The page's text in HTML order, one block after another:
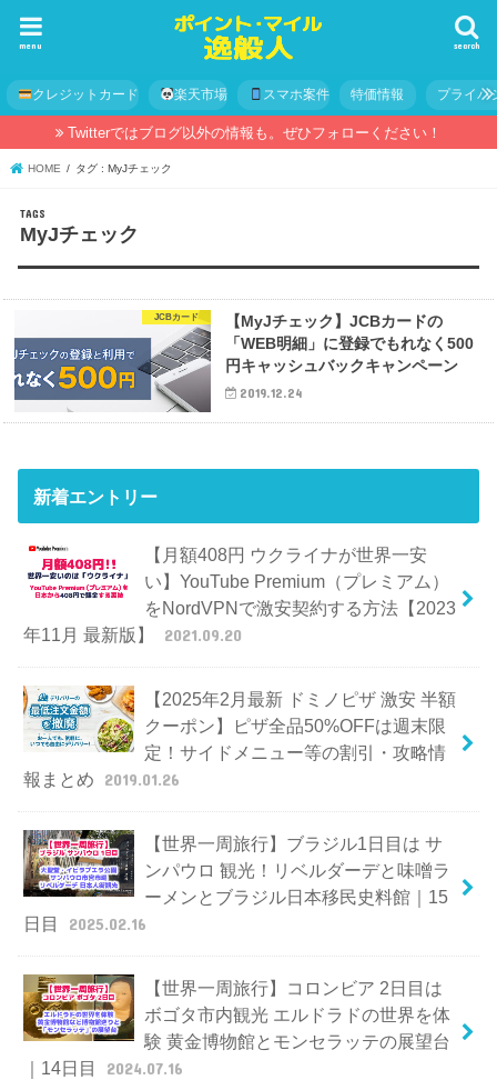
search
menu
クレジットカード 楽天市場 スマホ案件 特価情報 プライバ
Twitterではブログ以外の情報も。ぜひフォローください！
HOME タグ : MyJチェック
MyJチェック
JCBカード
【MyJチェック】JCBカードの
「WEB明細」に登録でもれなく500
円キャッシュバックキャンペーン
2019.12.24
新着エントリー
【月額408円 ウクライナが世界一安
い】YouTube Premium（プレミアム）
をNordVPNで激安契約する方法【2023
年11月 最新版】
2021.09.20
【2025年2月最新 ドミノピザ 激安 半額
クーポン】ピザ全品50%OFFは週末限
定！サイドメニュー等の割引・攻略情
報まとめ
2019.01.26
【世界一周旅行】ブラジル1日目は サ
ンパウロ 観光！リベルダーデと味噌ラ
ーメンとブラジル日本移民史料館｜15
日目
2025.02.16
【世界一周旅行】コロンビア 2日目は
ボゴタ市内観光 エルドラドの世界を体
験 黄金博物館とモンセラッテの展望台
｜14日目
2024.07.16